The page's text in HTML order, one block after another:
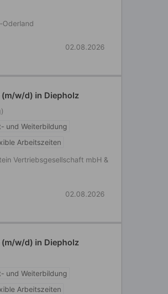
Oderland
02.08.2026
w/d) in Diepholz
und Weiterbildung
Arbeitszeiten
Vertriebsgesellschaft mbH &
02.08.2026
w/d) in Diepholz
und Weiterbildung
Arbeitszeiten